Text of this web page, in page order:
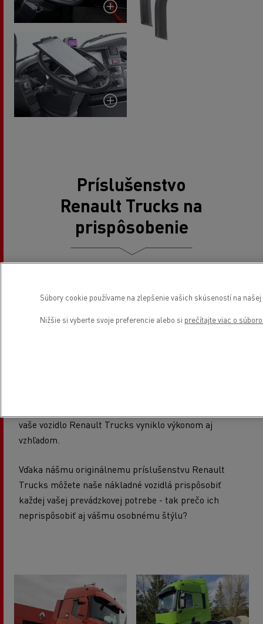
Príslušenstvo
Renault Trucks na
prispôsobenie
prispôsobiť výberom príslušenstva, ktoré zodpovedá
vášmu jedinečnému štýlu. Ponúkame široký sortiment
vaše vozidlo Renault Trucks vyniklo výkonom aj
vzhľadom.
Vďaka nášmu originálnemu príslušenstvu Renault
Trucks môžete naše nákladné vozidlá prispôsobiť
každej vašej prevádzkovej potrebe - tak prečo ich
neprispôsobiť aj vášmu osobnému štýlu?
Súbory cookie používame na zlepšenie vašich skúseností na
Nižšie si vyberte svoje preferencie alebo si prečítajte viac o